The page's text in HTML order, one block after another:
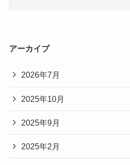
アーカイブ
2026年7月
2025年10月
2025年9月
2025年2月